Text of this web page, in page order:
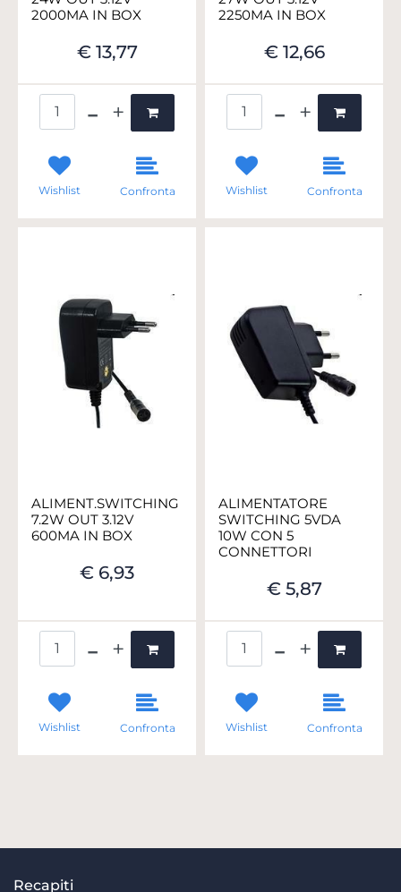
2000MA IN BOX
€ 13,77
Wishlist Confronta
2250MA IN BOX
€ 12,66
Wishlist Confronta
ALIMENT.SWITCHING
7.2W OUT 3.12V
600MA IN BOX
€ 6,93
Wishlist Confronta
ALIMENTATORE
SWITCHING 5VDA
10W CON 5
CONNETTORI
€ 5,87
Wishlist Confronta
Recapiti